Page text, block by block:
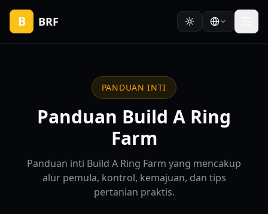
B BRF
PANDUAN INTI
Panduan Build A Ring
Farm
Panduan inti Build A Ring Farm yang mencakup
alur pemula, kontrol, kemajuan, dan tips
pertanian praktis.